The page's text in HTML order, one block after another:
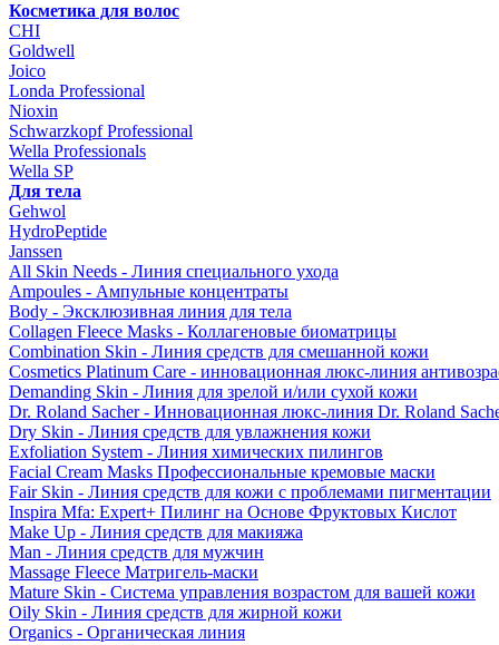
Косметика для волос
CHI
Goldwell
Joico
Londa Professional
Nioxin
Schwarzkopf Professional
Wella Professionals
Wella SP
Для тела
Gehwol
HydroPeptide
Janssen
All Skin Needs - Линия специального ухода
Ampoules - Ампульные концентраты
Body - Эксклюзивная линия для тела
Collagen Fleece Masks - Коллагеновые биоматрицы
Combination Skin - Линия средств для смешанной кожи
Cosmetics Platinum Care - инновационная люкс-линия
Demanding Skin - Линия для зрелой и/или сухой кожи
Dr. Roland Sacher - Инновационная люкс-линия Dr. Roland
Dry Skin - Линия средств для увлажнения кожи
Exfoliation System - Линия химических пилингов
Facial Cream Masks Профессиональные кремовые маски
Fair Skin - Линия средств для кожи с проблемами пигментации
Inspira Mfa: Expert+ Пилинг на Основе Фруктовых Кислот
Make Up - Линия средств для макияжа
Man - Линия средств для мужчин
Massage Fleece Матригель-маски
Mature Skin - Система управления возрастом для вашей кожи
Oily Skin - Линия средств для жирной кожи
Organics - Органическая линия